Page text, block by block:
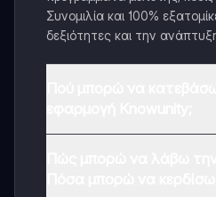
Συνομιλία και 100%
δεξιότητες και την